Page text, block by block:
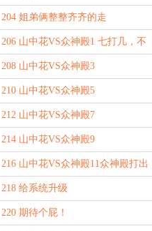
204 姐弟俩整整齐齐的走
206 山中花VS众神殿1 七打几，不
可能的胜利？
208 山中花VS众神殿3
210 山中花VS众神殿5
212 山中花VS众神殿7
214 山中花VS众神殿9
216 山中花VS众神殿11众神殿打出
了GG
218 给系统升级
220 期待个屁！